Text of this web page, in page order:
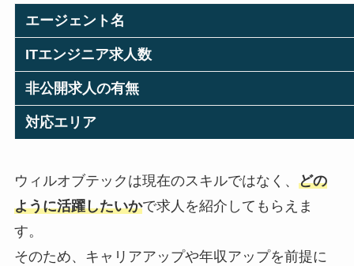
エージェント名
ITエンジニア求人数
非公開求人の有無
対応エリア
ウィルオブテックは現在のスキルではなく、 どの
ように活躍したいかで求人を紹介してもらえま
す。
そのため、キャリアアップや年収アップを前提に